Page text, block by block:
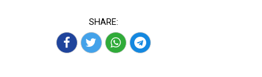
SHARE: